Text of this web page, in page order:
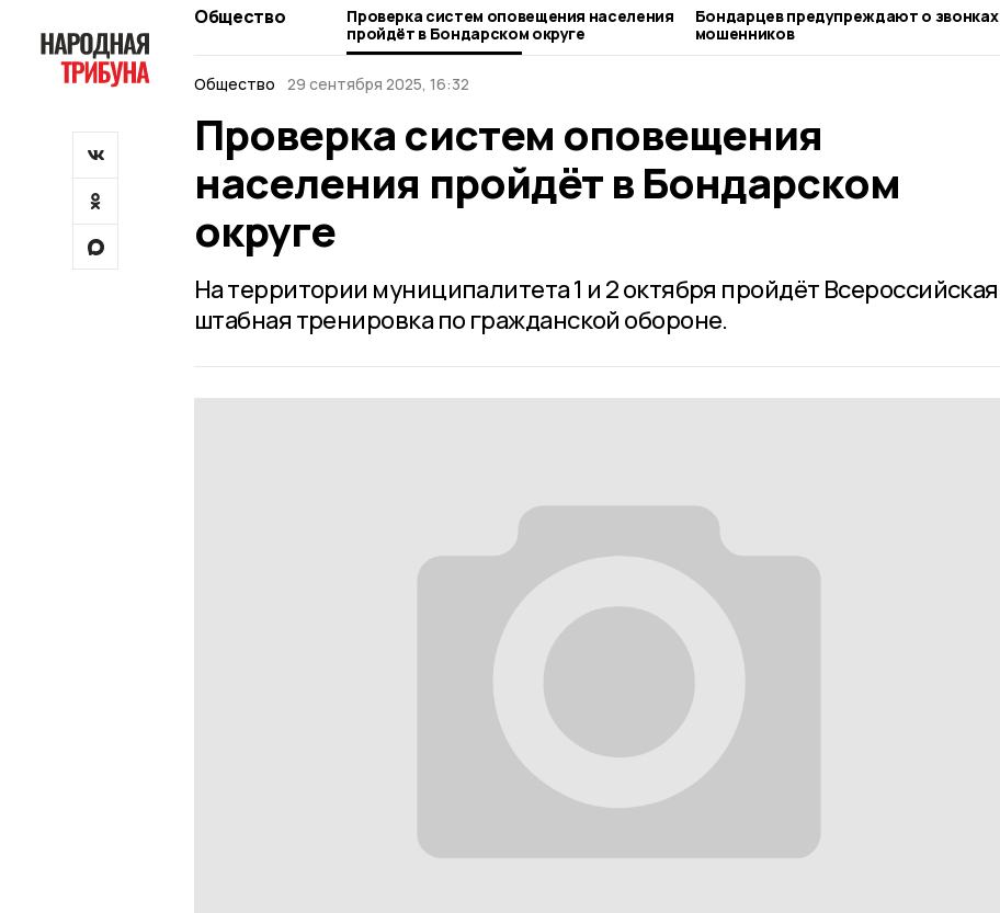
Общество
Проверка систем оповещения населения
пройдёт в Бондарском округе
Бондарцев предупреждают о звонках от
мошенников
Общество
29 сентября 2025, 16:32
Проверка систем оповещения
населения пройдёт в Бондарском
округе
На территории муниципалитета 1 и 2 октября пройдёт Всероссийская
штабная тренировка по гражданской обороне.